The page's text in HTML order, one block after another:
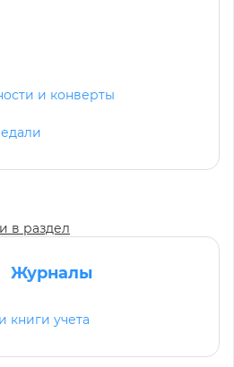
и конверты
в раздел
Журналы
книги учета